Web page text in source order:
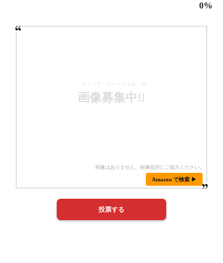
0%
「エミリア・ルードウェル」の
画像募集中!!
Amazon で検索 ▶